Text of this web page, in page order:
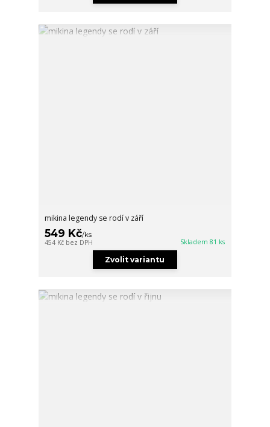
mikina legendy se rodí v září
549 Kč/ks
454 Kč bez DPH Skladem 81 ks
Zvolit variantu